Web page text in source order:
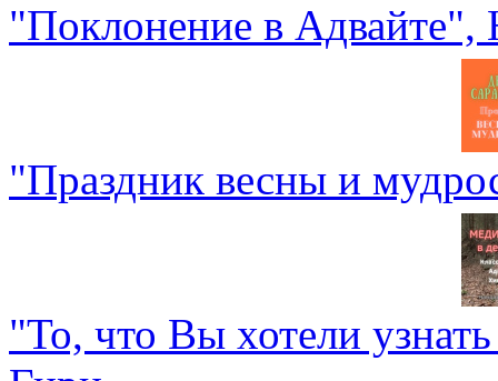
"Поклонение в Адвайте",
"Праздник весны и
"То, что Вы хотели